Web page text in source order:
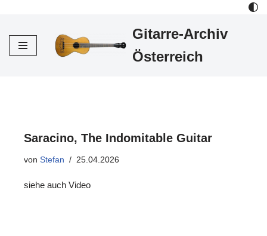
Inhalt
Gitarre-Archiv
Österreich
Saracino, The Indomitable Guitar
von Stefan 25.04.2026
siehe auch Video